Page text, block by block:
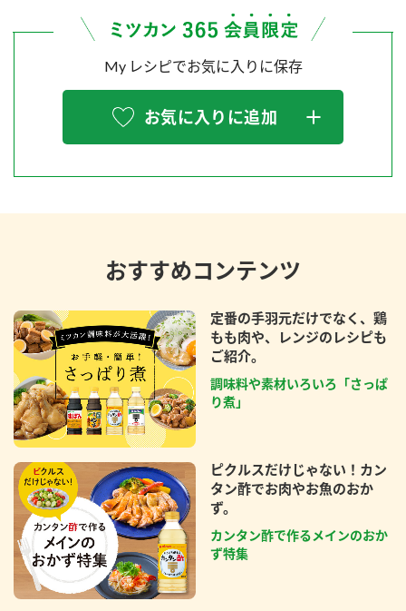
My レシピでお気に入りに保存
お気に入りに追加
おすすめコンテンツ
定番の手羽元だけでなく、鶏
もも肉や、レンジのレシピも
ご紹介。
調味料や素材いろいろ「さっぱ
り煮」
ピクルスだけじゃない！カン
タン酢でお肉やお魚のおか
ず。
カンタン酢で作るメインのおか
ず特集